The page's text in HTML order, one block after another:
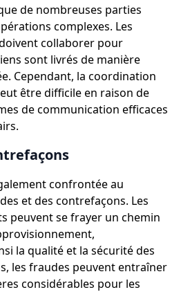
de nombreuses parties
complexes. Les
collaborer pour
sont livrés de manière
Cependant, la coordination
être difficile en raison de
de communication efficaces
confrontée au
et des contrefaçons. Les
peuvent se frayer un chemin
la qualité et la sécurité des
les fraudes peuvent entraîner
considérables pour les